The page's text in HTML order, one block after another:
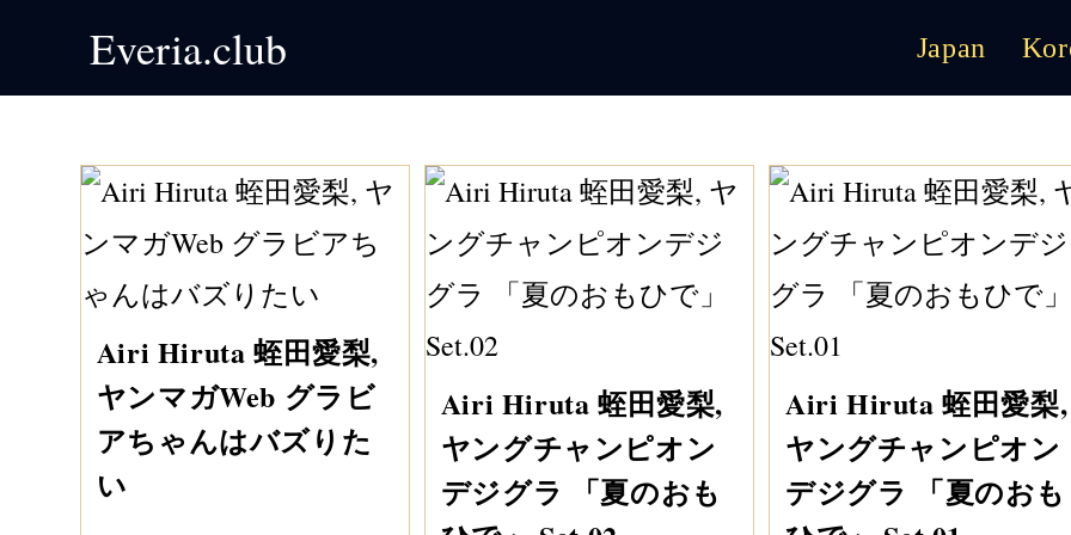
Everia.club Japan
Airi Hiruta 蛭田愛梨,
ヤンマガWeb グラビ
アちゃんはバズりた
い
Airi Hiruta 蛭田愛梨,
ヤングチャンピオン
デジグラ 「夏のおも
Airi Hiruta 蛭田愛梨,
ヤングチャンピオン
デジグラ 「夏のおも